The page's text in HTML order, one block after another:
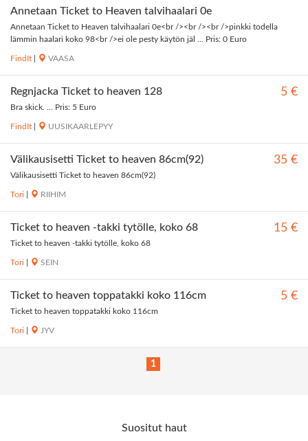
Annetaan Ticket to Heaven talvihaalari 0e
Annetaan Ticket to Heaven talvihaalari 0e<br /><br /><br />pinkki todella
lämmin haalari koko 98<br />ei ole pesty käytön jäl ... Pris: 0 Euro
FindIt VAASA
Regnjacka Ticket to heaven 128 5 €
Bra skick. ... Pris: 5 Euro
FindIt UUSIKAARLEPYY
Välikausisetti Ticket to heaven 86cm(92) 35 €
Välikausisetti Ticket to heaven 86cm(92)
Tori RIIHIM
Ticket to heaven -takki tytölle, koko 68 15 €
Ticket to heaven -takki tytölle, koko 68
Tori SEIN
Ticket to heaven toppatakki koko 116cm 5 €
Ticket to heaven toppatakki koko 116cm
Tori JYV
1
Suositut haut